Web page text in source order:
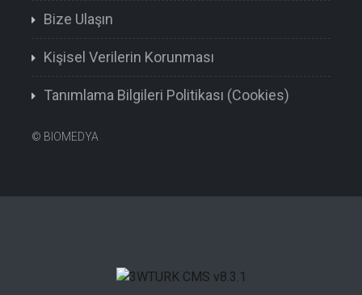
Bize Ulaşın
Kişisel Verilerin Korunması
Tanımlama Bilgileri Politikası (Cookies)
© BIOMEDYA